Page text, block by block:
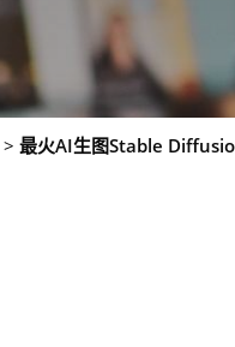
> 最火AI生图Stable